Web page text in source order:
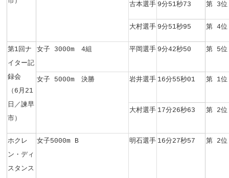
古本選手 9分51秒73 第 3
大村選手 9分51秒95 第 4位
第1回ナ
イター記
録会
（ 6月21
日／諫早
市）
女子 3000m 4組 平岡選手 9分42秒50 第 5位
女子 5000m 決勝 岩井選手 16分55秒01 第 1位
大村選手 17分26秒63 第 2位
ホクレ
ン・ディ
スタンス
女子5000m B 明石選手 16分27秒57 第 2位